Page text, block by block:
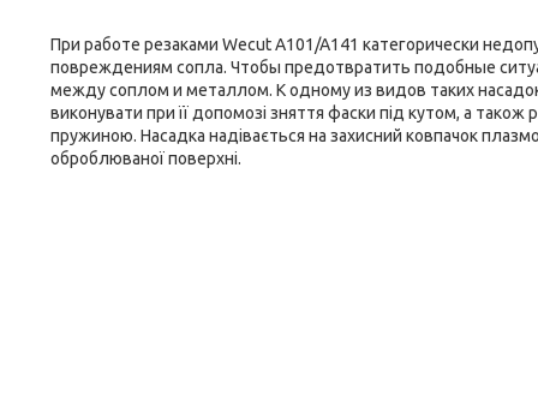
При работе резаками Wecut A101/A141 категорически
повреждениям сопла. Чтобы предотвратить подобные
между соплом и металлом. К одному из видов таких
виконувати при її допомозі зняття фаски під кутом, а також
пружиною. Насадка надівається на захисний ковпачок
оброблюваної поверхні.